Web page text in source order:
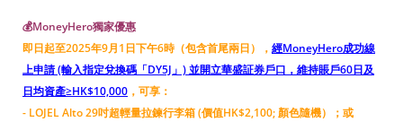
💰MoneyHero獨家優惠
即日起至2025年9月1日下午6時（包含首尾兩日）， 經MoneyHero成功線
上申請 (輸入指定兌換碼「DY5J」) 並開立華盛証券戶口，維持賬戶60日及
日均資產≥HK$10,000 ，可享：
- LOJEL Alto 29吋超輕量拉鍊行李箱 (價值HK$2,100; 顏色隨機）；或